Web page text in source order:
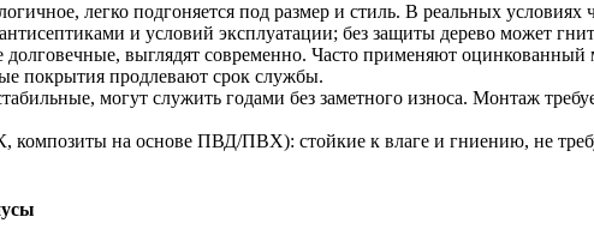
легко подгоняется под размер и стиль. В реальных
и условий эксплуатации; без защиты дерево может
долговечные, выглядят современно. Часто применяют
покрытия продлевают срок службы.
могут служить годами без заметного износа. Монтаж
на основе ПВД/ПВХ): стойкие к влаге и гниению, не